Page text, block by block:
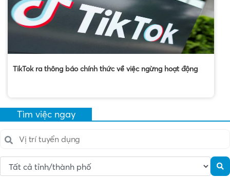
TikTok ra thông báo chính thức về việc ngừng hoạt động
Tìm việc ngay